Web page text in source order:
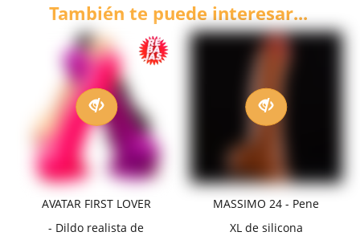
También te puede interesar...
AVATAR FIRST LOVER
- Dildo realista de
MASSIMO 24 - Pene
XL de silicona